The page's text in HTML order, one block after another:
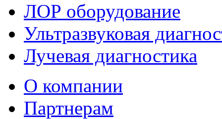
ЛОР оборудование
Ультразвуковая
Лучевая диагностика
О компании
Партнерам